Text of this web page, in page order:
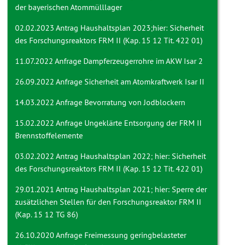
der bayerischen Atommülllager
02.02.2023 Antrag Haushaltsplan 2023;hier: Sicherheit
des Forschungsreaktors FRM II (Kap. 15 12 Tit. 422 01)
11.07.2022 Anfrage Dampferzeugerrohre im AKW Isar 2
26.09.2022 Anfrage Sicherheit am Atomkraftwerk Isar II
14.03.2022 Anfrage Bevorratung von Jodblockern
15.02.2022 Anfrage Ungeklärte Entsorgung der FRM II
Brennstoffelemente
03.02.2022 Antrag Haushaltsplan 2022; hier: Sicherheit
des Forschungsreaktors FRM II (Kap. 15 12 Tit. 422 01)
29.01.2021 Antrag Haushaltsplan 2021; hier: Sperre der
zusätzlichen Stellen für den Forschungsreaktor FRM II
(Kap. 15 12 TG 86)
26.10.2020 Anfrage Freimessung geringbelasteter